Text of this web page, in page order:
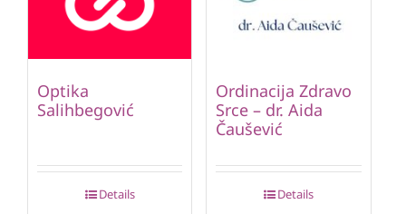
Optika
Salihbegović
Details
Ordinacija Zdravo
Srce – dr. Aida
Čaušević
Details